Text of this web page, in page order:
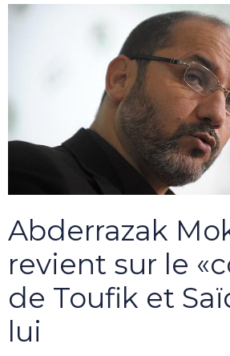
Abderrazak
revient sur le
de Toufik et
lui